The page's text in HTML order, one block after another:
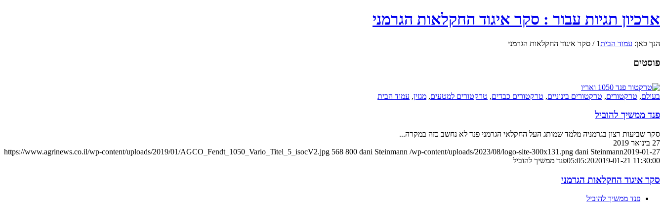
ארכיון תגיות עבור : סקר איגוד החקלאות הגרמני
הנך כאן: עמוד הבית1
/ סקר איגוד החקלאות הגרמני
פוסטים
בעולם, טרקטורים, טרקטורים בינוניים, טרקטורים כבדים, טרקטורים למטעים, מגזין, עמוד הבית
פנד ממשיך להוביל
סקר שביעות רצון בגרמניה מלמד שמותג העל החקלאי הגרמני פנד לא נחשב כזה במקרה...
27 בינואר 2019
https://www.agrinews.co.il/wp-content/uploads/2019/01/AGCO_Fendt_1050_Vario_Titel_5_isocV2.jpg 568 800 dani Steinmann /wp-content/uploads/2023/08/logo-site-300x131.png dani Steinmann2019-01-27
05:05:202019-01-21 11:30:00 פנד ממשיך להוביל
סקר איגוד החקלאות הגרמני
פנד ממשיך להוביל